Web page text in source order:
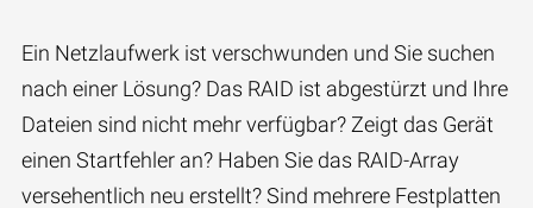
Ein Netzlaufwerk ist verschwunden und Sie suchen
nach einer Lösung? Das RAID ist abgestürzt und Ihre
Dateien sind nicht mehr verfügbar? Zeigt das Gerät
einen Startfehler an? Haben Sie das RAID-Array
versehentlich neu erstellt? Sind mehrere Festplatten